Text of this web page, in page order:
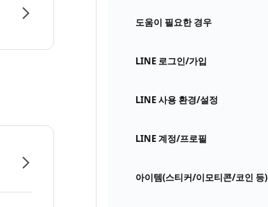
도움이 필요한 경우
LINE 로그인/가입
LINE 사용 환경/설정
LINE 계정/프로필
아이템(스티커/이모티콘/코인 등)